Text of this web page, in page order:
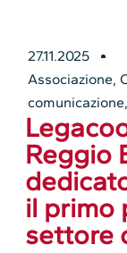
27.11.2025
Associazione,
comunicazione,
Reggio
il primo
settore